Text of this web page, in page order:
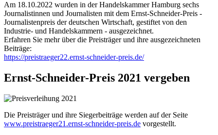
Am 18.10.2022 wurden in der Handelskammer Hamburg sechs
Journalistinnen und Journalisten mit dem Ernst-Schneider-Preis -
Journalistenpreis der deutschen Wirtschaft, gestiftet von den
Industrie- und Handelskammern - ausgezeichnet.
Erfahren Sie mehr über die Preisträger und ihre ausgezeichneten
Beiträge:
https://preistraeger22.ernst-schneider-preis.de/
Ernst-Schneider-Preis 2021 vergeben
Die Preisträger und ihre Siegerbeiträge werden auf der Seite
www.preistraeger21.ernst-schneider-preis.de vorgestellt.